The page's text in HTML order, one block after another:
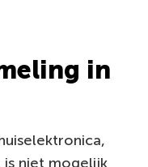
in
niet mogelijk